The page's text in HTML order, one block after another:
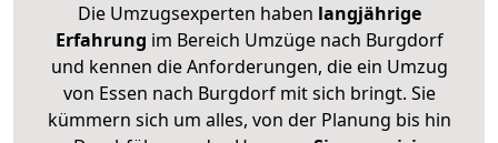
Die Umzugsexperten haben langjährige
Erfahrung im Bereich Umzüge nach Burgdorf
und kennen die Anforderungen, die ein Umzug
von Essen nach Burgdorf mit sich bringt. Sie
kümmern sich um alles, von der Planung bis hin